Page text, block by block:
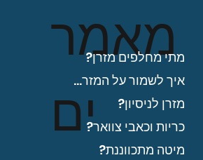
מאמר
ים
מתי מחלפים מזרן?
איך לשמור על המזרן?
מזרן לניסיון?
כריות וכאבי צוואר?
מיטה מתכווננת?